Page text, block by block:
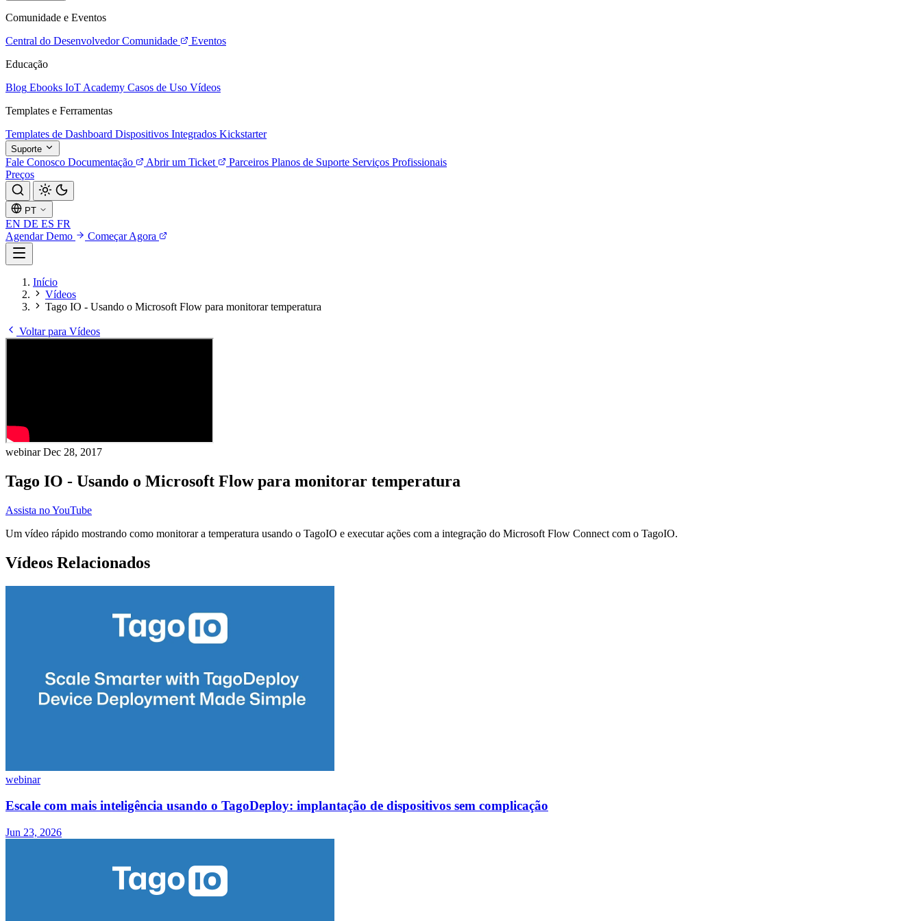
Comunidade e Eventos
Central do Desenvolvedor Comunidade
Eventos
Educação
Blog Ebooks IoT Academy Casos de Uso Vídeos
Templates e Ferramentas
Templates de Dashboard Dispositivos Integrados Kickstarter
Suporte
Fale Conosco Documentação Abrir um Ticket Parceiros Planos de Suporte Serviços Profissionais
Preços
PT
EN DE ES FR
Agendar Demo
Começar Agora
Início
Vídeos
Tago IO - Usando o Microsoft Flow para monitorar temperatura
Voltar para Vídeos
webinarDec 28, 2017
Tago IO - Usando o Microsoft Flow para monitorar temperatura
Assista no YouTube
Um vídeo rápido mostrando como monitorar a temperatura usando o TagoIO e executar ações com a integração do Microsoft Flow Connect com o TagoIO.
Vídeos Relacionados
webinar
Escale com mais inteligência usando o TagoDeploy: implantação de dispositivos sem complicação
Jun 23, 2026